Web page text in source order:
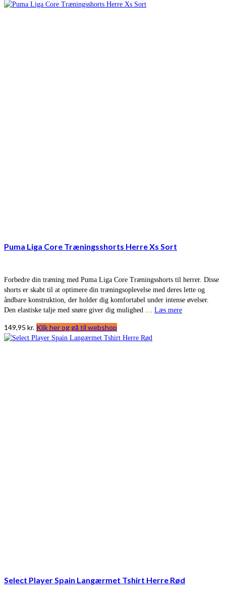
Puma Liga Core Træningsshorts Herre Xs Sort
Forbedre din træning med Puma Liga Core Træningsshorts til herrer. Disse
shorts er skabt til at optimere din træningsoplevelse med deres lette og
åndbare konstruktion, der holder dig komfortabel under intense øvelser.
Den elastiske talje med snøre giver dig mulighed … Læs mere
149,95 kr. Klik her og gå til webshop
Select Player Spain Langærmet Tshirt Herre Rød